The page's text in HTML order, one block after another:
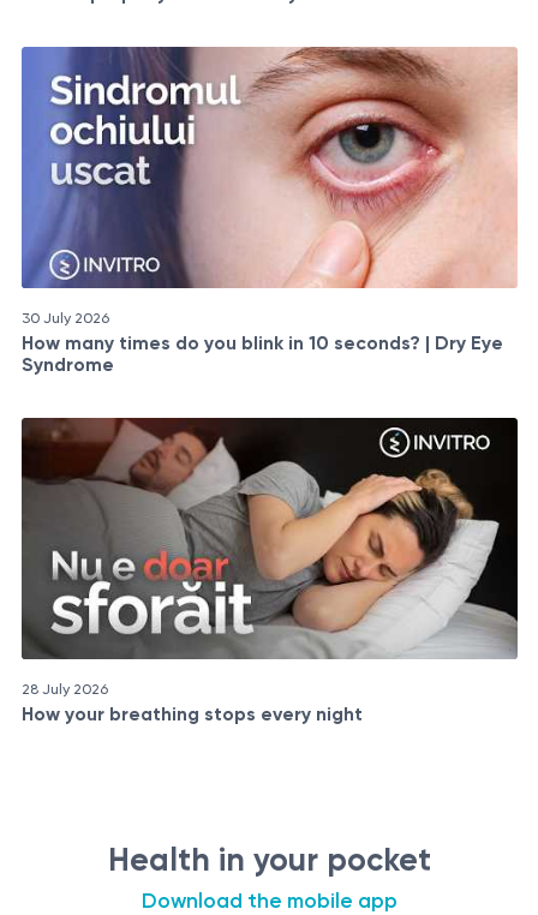
30 July 2026
How many times do you blink in 10 seconds? | Dry Eye
Syndrome
28 July 2026
How your breathing stops every night
Health in your pocket
Download the mobile app